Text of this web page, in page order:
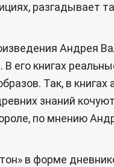
разгадывает
Андрея
его книгах
Так, в книгах
знаний кочуют
по мнению
в форме